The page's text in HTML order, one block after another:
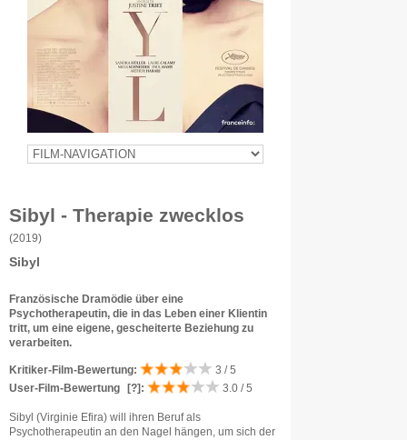
Sibyl - Therapie zwecklos
(2019)
Sibyl
Französische Dramödie über eine
Psychotherapeutin, die in das Leben einer Klientin
tritt, um eine eigene, gescheiterte Beziehung zu
verarbeiten.
Kritiker-Film-Bewertung:
3 / 5
User-Film-Bewertung
[?] : 3.0 / 5
Sibyl (Virginie Efira) will ihren Beruf als
Psychotherapeutin an den Nagel hängen, um sich der